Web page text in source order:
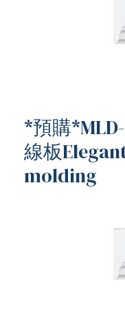
*預購
線板
molding